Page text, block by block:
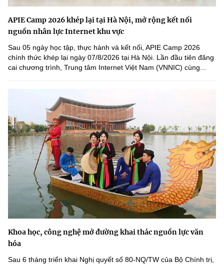
APIE Camp 2026 khép lại tại Hà Nội, mở rộng kết nối
nguồn nhân lực Internet khu vực
Sau 05 ngày học tập, thực hành và kết nối, APIE Camp 2026
chính thức khép lại ngày 07/8/2026 tại Hà Nội. Lần đầu tiên đăng
cai chương trình, Trung tâm Internet Việt Nam (VNNIC) cùng...
Khoa học, công nghệ mở đường khai thác nguồn lực văn
hóa
Sau 6 tháng triển khai Nghị quyết số 80-NQ/TW của Bộ Chính trị,